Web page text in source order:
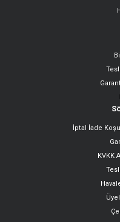
İptal İade
KVKK